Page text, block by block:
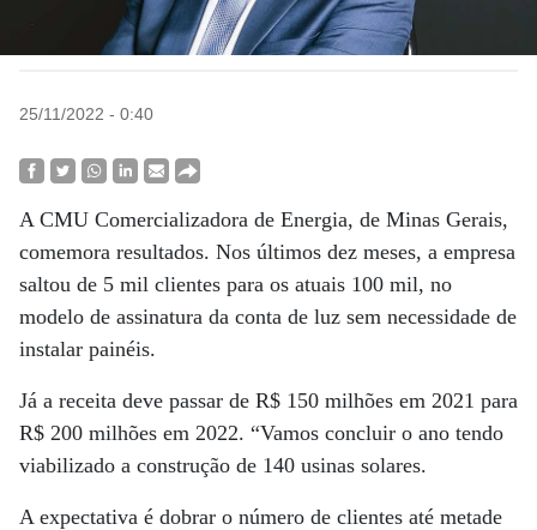
25/11/2022 - 0:40
A CMU Comercializadora de Energia, de Minas Gerais,
comemora resultados. Nos últimos dez meses, a empresa
saltou de 5 mil clientes para os atuais 100 mil, no
modelo de assinatura da conta de luz sem necessidade de
instalar painéis.
Já a receita deve passar de R$ 150 milhões em 2021 para
R$ 200 milhões em 2022. “Vamos concluir o ano tendo
viabilizado a construção de 140 usinas solares.
A expectativa é dobrar o número de clientes até metade